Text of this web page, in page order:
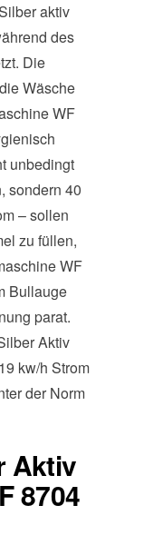
aktiv
des
Die
Wäsche
WF
unbedingt
sondern 40
– sollen
zu füllen,
WF
Bullauge
parat.
Aktiv
kw/h Strom
der Norm
Aktiv
8704